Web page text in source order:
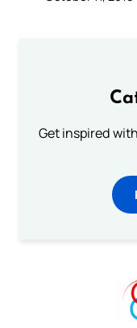
Get inspired